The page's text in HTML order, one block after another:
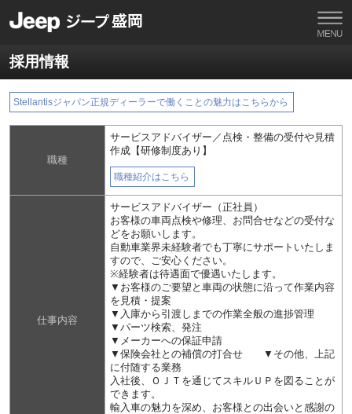
採用情報
Stellantisジャパン正規ディーラーで働くことの魅力はこちらから
職種
サービスアドバイザー／点検・整備の受付や見積
作成【研修制度あり】
職種紹介はこちら
仕事内容
サービスアドバイザー（正社員）
お客様の車両点検や修理、お問合せなどの受付な
どをお願いします。
自動車業界未経験者でも丁寧にサポートいたしま
すので、ご安心ください。
※経験者は待遇面で優遇いたします。
▼お客様のご要望と車両の状態に沿って作業内容
を見積・提案
▼入庫から引渡しまでの作業全般の進捗管理
▼パーツ検索、発注
▼メーカーへの保証申請
▼保険会社との補償の打合せ ▼その他、上記
に付随する業務
入社後、ＯＪＴを通じてスキルＵＰを図ることが
できます。
輸入車の魅力を深め、お客様との出会いと感謝の